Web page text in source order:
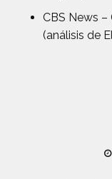
CBS News
(análisis de